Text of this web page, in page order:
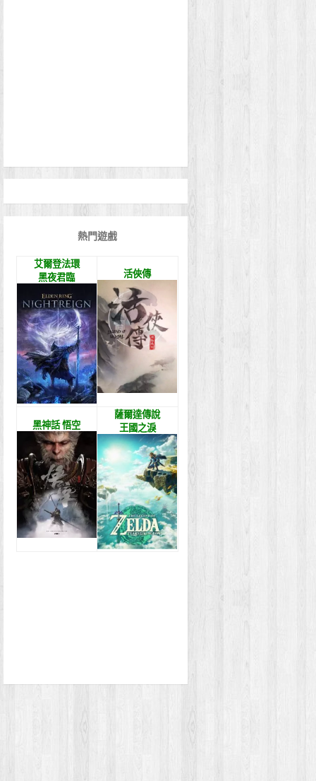
熱門遊戲
艾爾登法環
黑夜君臨
活俠傳
黑神話 悟空
薩爾達傳說
王國之淚